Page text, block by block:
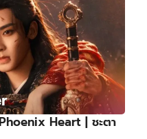
Heart | ชะตา